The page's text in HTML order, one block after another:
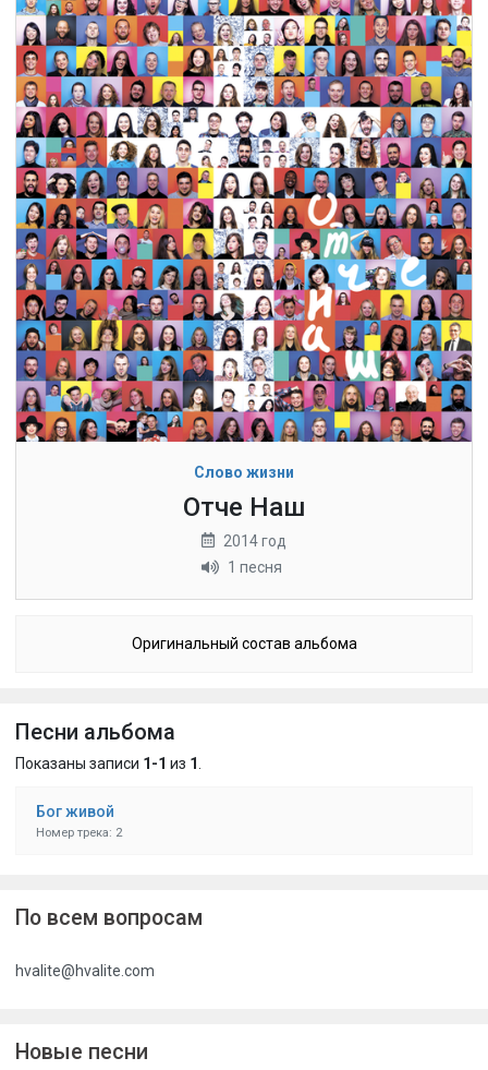
Слово жизни
Отче Наш
2014 год
1 песня
Оригинальный состав альбома
Песни альбома
Показаны записи 1-1 из 1
Бог живой
Номер трека: 2
По всем вопросам
hvalite@hvalite.com
Новые песни